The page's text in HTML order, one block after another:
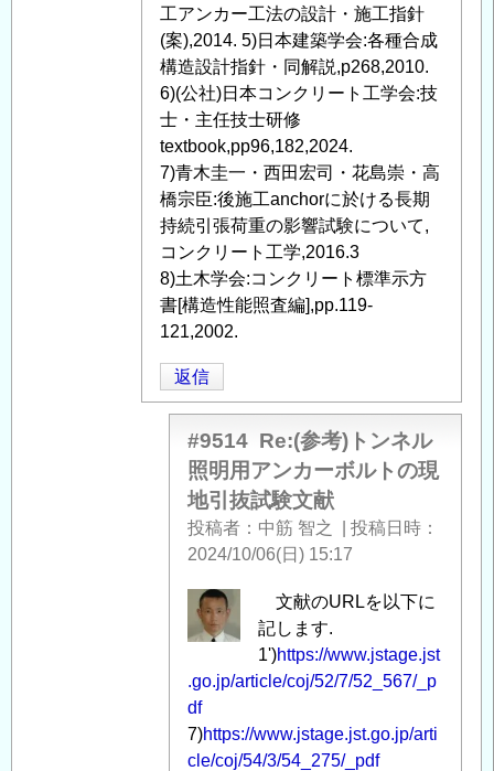
工アンカー工法の設計・施工指針
(案),2014. 5)日本建築学会:各種合成
構造設計指針・同解説,p268,2010.
6)(公社)日本コンクリート工学会:技
士・主任技士研修
textbook,pp96,182,2024.
7)青木圭一・西田宏司・花島崇・高
橋宗臣:後施工anchorに於ける長期
持続引張荷重の影響試験について,
コンクリート工学,2016.3
8)土木学会:コンクリート標準示方
書[構造性能照査編],pp.119-
121,2002.
返信
#9514 Re:(参考)トンネル
照明用アンカーボルトの現
地引抜試験文献
投稿者 中筋 智之
投稿日時
2024/10/06(日) 15:17
中
筋
之
に
よ
る
文献のURLを以下に
記します.
1')https://www.jstage.jst
.go.jp/article/coj/52/7/52_567/_p
df
7)https://www.jstage.jst.go.jp/arti
cle/coj/54/3/54_275/_pdf